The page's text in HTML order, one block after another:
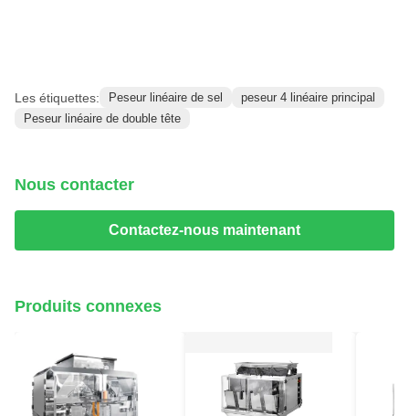
Les étiquettes: Peseur linéaire de sel
peseur 4 linéaire principal
Peseur linéaire de double tête
Nous contacter
Contactez-nous maintenant
Produits connexes